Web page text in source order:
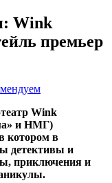
Wink
премьер
Wink
и НМГ)
котором в
детективы и
приключения и